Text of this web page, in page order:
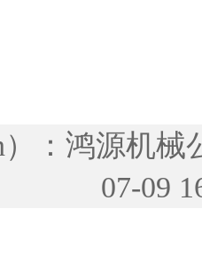
）：鸿源机
07-09